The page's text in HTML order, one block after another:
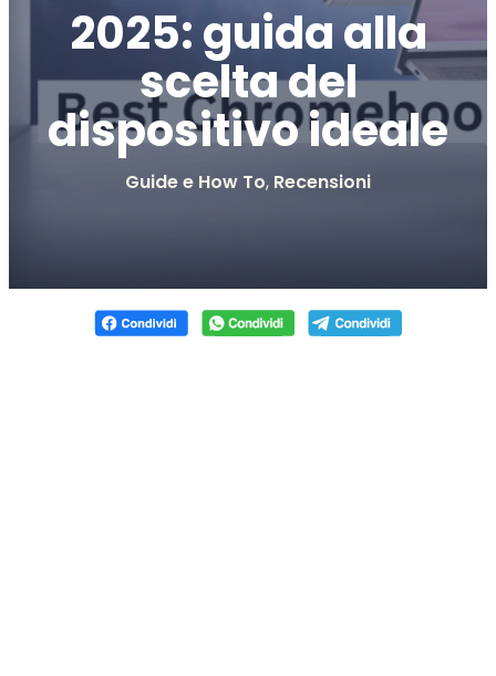
2025: guida alla
scelta del
dispositivo ideale
Guide e How To, Recensioni